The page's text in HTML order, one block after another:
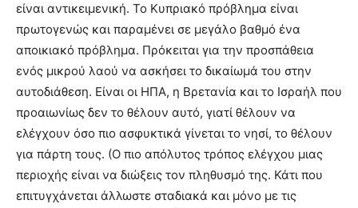
είναι αντικειμενική. Το Κυπριακό πρόβλημα είναι
πρωτογενώς και παραμένει σε μεγάλο βαθμό ένα
αποικιακό πρόβλημα. Πρόκειται για την προσπάθεια
ενός μικρού λαού να ασκήσει το δικαίωμά του στην
αυτοδιάθεση. Είναι οι ΗΠΑ, η Βρετανία και το Ισραήλ που
προαιωνίως δεν το θέλουν αυτό, γιατί θέλουν να
ελέγχουν όσο πιο ασφυκτικά γίνεται το νησί, το θέλουν
για πάρτη τους. (Ο πιο απόλυτος τρόπος ελέγχου μιας
περιοχής είναι να διώξεις τον πληθυσμό της. Κάτι που
επιτυγχάνεται άλλωστε σταδιακά και μόνο με τις